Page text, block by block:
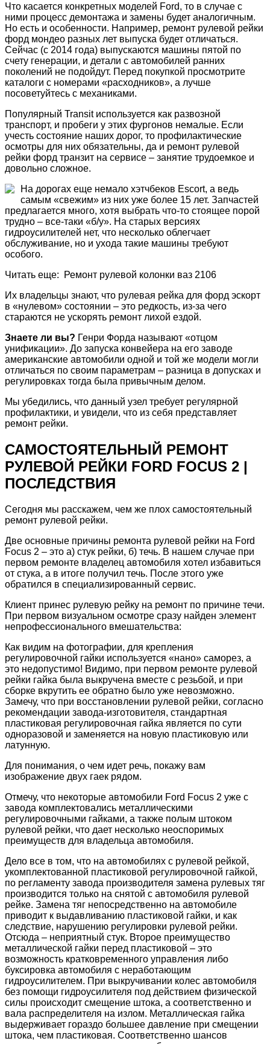
Что касается конкретных моделей Ford, то в случае с
ними процесс демонтажа и замены будет аналогичным.
Но есть и оcобенности. Например, ремонт рулевой рейки
форд мондео разных лет выпуска будет отличаться.
Сейчас (с 2014 года) выпускаются машины пятой по
счету генерации, и детали с автомобилей ранних
поколений не подойдут. Перед покупкой просмотрите
каталоги с номерами «расходников», а лучше
посоветуйтесь с механиками.
Популярный Transit используется как развозной
транспорт, и пробеги у этих фургонов немалые. Если
учесть состояние наших дорог, то профилактические
осмотры для них обязательны, да и ремонт рулевой
рейки форд транзит на сервисе – занятие трудоемкое и
довольно сложное.
На дорогах еще немало хэтчбеков Escort, а ведь
самым «свежим» из них уже более 15 лет. Запчастей
предлагается много, хотя выбрать что-то стоящее порой
трудно – все-таки «б/у». На старых версиях
гидроусилителей нет, что несколько облегчает
обслуживание, но и ухода такие машины требуют
особого.
Читать еще: Ремонт рулевой колонки ваз 2106
Их владельцы знают, что рулевая рейка для форд эскорт
в «нулевом» состоянии – это редкость, из-за чего
стараются не ускорять ремонт лихой ездой.
Знаете ли вы? Генри Форда называют «отцом
унификации». До запуска конвейера на его заводе
американские автомобили одной и той же модели могли
отличаться по своим параметрам – разница в допусках и
регулировках тогда была привычным делом.
Мы убедились, что данный узел требует регулярной
профилактики, и увидели, что из себя представляет
ремонт рейки.
САМОСТОЯТЕЛЬНЫЙ РЕМОНТ
РУЛЕВОЙ РЕЙКИ FORD FOCUS 2 |
ПОСЛЕДСТВИЯ
Сегодня мы расскажем, чем же плох самостоятельный
ремонт рулевой рейки.
Две основные причины ремонта рулевой рейки на Ford
Focus 2 – это а) стук рейки, б) течь. В нашем случае при
первом ремонте владелец автомобиля хотел избавиться
от стука, а в итоге получил течь. После этого уже
обратился в специализированный сервис.
Клиент принес рулевую рейку на ремонт по причине течи.
При первом визуальном осмотре сразу найден элемент
непрофессионального вмешательства:
Как видим на фотографии, для крепления
регулировочной гайки используется «нано» саморез, а
это недопустимо! Видимо, при первом ремонте рулевой
рейки гайка была выкручена вместе с резьбой, и при
сборке вкрутить ее обратно было уже невозможно.
Замечу, что при восстановлении рулевой рейки, согласно
рекомендации завода-изготовителя, стандартная
пластиковая регулировочная гайка является по сути
одноразовой и заменяется на новую пластиковую или
латунную.
Для понимания, о чем идет речь, покажу вам
изображение двух гаек рядом.
Отмечу, что некоторые автомобили Ford Focus 2 уже с
завода комплектовались металлическими
регулировочными гайками, а также полым штоком
рулевой рейки, что дает несколько неоспоримых
преимуществ для владельца автомобиля.
Дело все в том, что на автомобилях с рулевой рейкой,
укомплектованной пластиковой регулировочной гайкой,
по регламенту завода производителя замена рулевых тяг
производится только на снятой с автомобиля рулевой
рейке. Замена тяг непосредственно на автомобиле
приводит к выдавливанию пластиковой гайки, и как
следствие, нарушению регулировки рулевой рейки.
Отсюда – неприятный стук. Второе преимущество
металлической гайки перед пластиковой – это
возможность кратковременного управления либо
буксировка автомобиля с неработающим
гидроусилителем. При выкручивании колес автомобиля
без помощи гидроусилителя под действием физической
силы происходит смещение штока, а соответственно и
вала распределителя на излом. Металлическая гайка
выдерживает гораздо большее давление при смещении
штока, чем пластиковая. Соответственно шансов